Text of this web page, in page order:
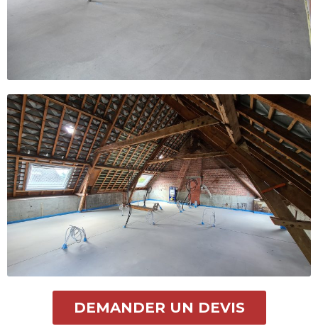
DEMANDER UN DEVIS